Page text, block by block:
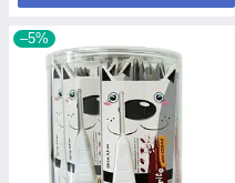
–5%